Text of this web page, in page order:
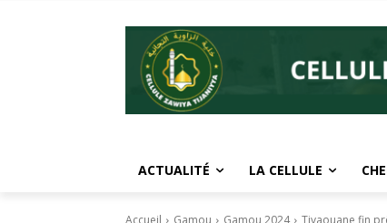
ACTUALITÉ LA CELLULE
Accueil Gamou Gamou 2024 Tivaouane fin